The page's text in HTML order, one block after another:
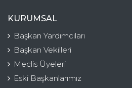
KURUMSAL
Başkan Yardımcıları
Başkan Vekilleri
Meclis Üyeleri
Eski Başkanlarımız